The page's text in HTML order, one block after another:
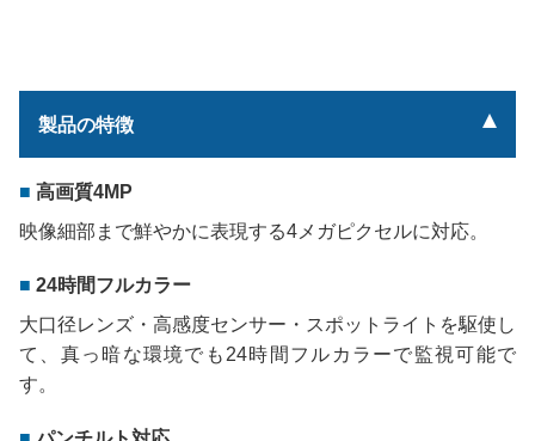
製品の特徴
高画質4MP
映像細部まで鮮やかに表現する4メガピクセルに対応。
24時間フルカラー
大口径レンズ・高感度センサー・スポットライトを駆使し
て、真っ暗な環境でも24時間フルカラーで監視可能で
す。